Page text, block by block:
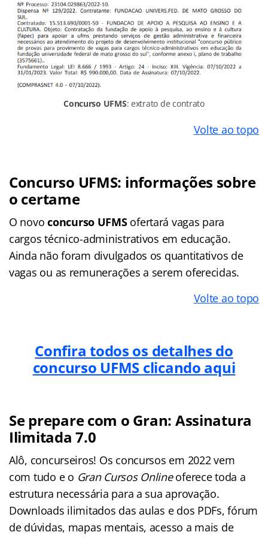
Concurso UFMS: extrato de contrato
Volte ao topo
Concurso UFMS: informações sobre
o certame
O novoconcurso UFMSofertará vagas para
cargos técnico-administrativos em educação.
Ainda não foram divulgados os quantitativos de
vagas ou as remunerações a serem oferecidas.
Volte ao topo
Confira todos os detalhes do
concurso UFMS clicando aqui
Se prepare com o Gran: Assinatura
Ilimitada 7.0
Alô, concurseiros! Os concursos em 2022 vem
com tudo e o Gran Cursos Onlineoferece toda a
estrutura necessária para a sua aprovação.
Downloads ilimitados das aulas e dos PDFs, fórum
de dúvidas, mapas mentais, acesso a mais de